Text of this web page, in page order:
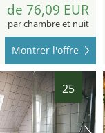
de 76,09 EUR
par chambre et nuit
Montrer l'offre
25